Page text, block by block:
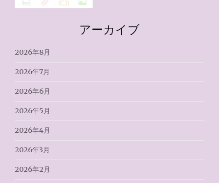
アーカイブ
2026年8月
2026年7月
2026年6月
2026年5月
2026年4月
2026年3月
2026年2月